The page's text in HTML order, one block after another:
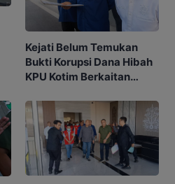
Kejati Belum Temukan
Bukti Korupsi Dana Hibah
KPU Kotim Berkaitan